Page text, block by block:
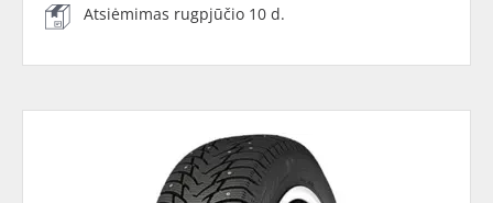
Atsiėmimas rugpjūčio 10 d.